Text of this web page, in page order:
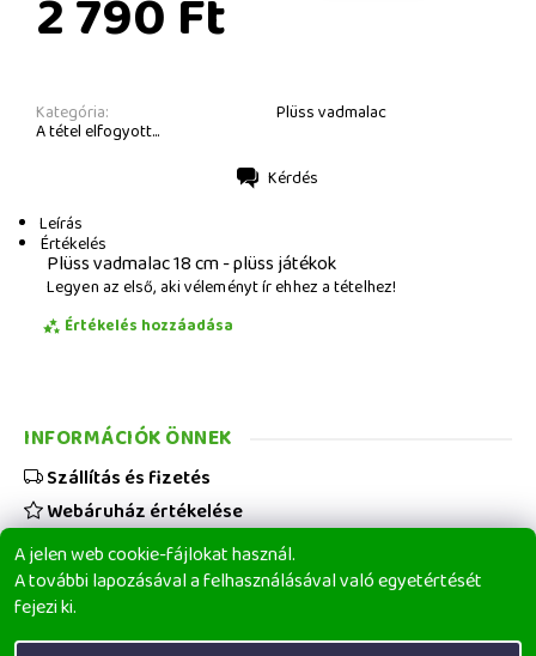
2 790 Ft
Kategória: Plüss vadmalac
A tétel elfogyott...
Kérdés
Leírás
Értékelés
Plüss vadmalac 18 cm - plüss játékok
Legyen az első, aki véleményt ír ehhez a tételhez!
Értékelés hozzáadása
A jelen web cookie-fájlokat használ.
A további lapozásával a felhasználásával való egyetértését
fejezi ki.
INFORMÁCIÓK ÖNNEK
Szállítás és fizetés
Webáruház értékelése
Viszonteladóknak
Üzleti feltételek
Elérhetőségeink